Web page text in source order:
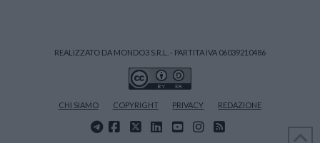
REALIZZATO DA MONDO3 S.R.L. - PARTITA IVA 06039210486
CHI SIAMO COPYRIGHT PRIVACY REDAZIONE